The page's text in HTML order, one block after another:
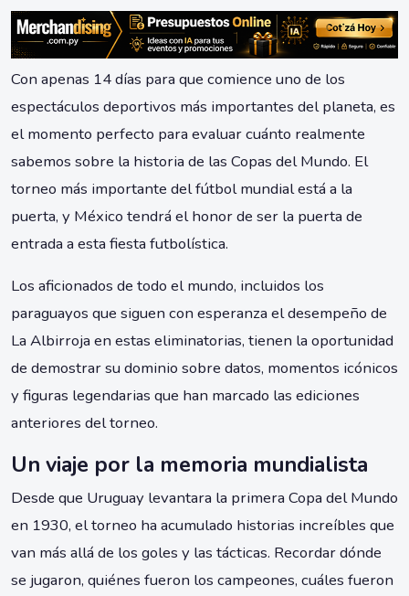
Con apenas 14 días para que comience uno de los
espectáculos deportivos más importantes del planeta, es
el momento perfecto para evaluar cuánto realmente
sabemos sobre la historia de las Copas del Mundo. El
torneo más importante del fútbol mundial está a la
puerta, y México tendrá el honor de ser la puerta de
entrada a esta fiesta futbolística.
Los aficionados de todo el mundo, incluidos los
paraguayos que siguen con esperanza el desempeño de
La Albirroja en estas eliminatorias, tienen la oportunidad
de demostrar su dominio sobre datos, momentos icónicos
y figuras legendarias que han marcado las ediciones
anteriores del torneo.
Un viaje por la memoria mundialista
Desde que Uruguay levantara la primera Copa del Mundo
en 1930, el torneo ha acumulado historias increíbles que
van más allá de los goles y las tácticas. Recordar dónde
se jugaron, quiénes fueron los campeones, cuáles fueron